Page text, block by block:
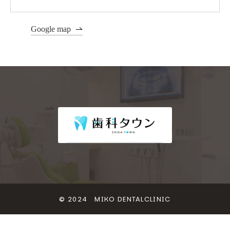
Google map
© 2024 MIKO DENTALCLINIC